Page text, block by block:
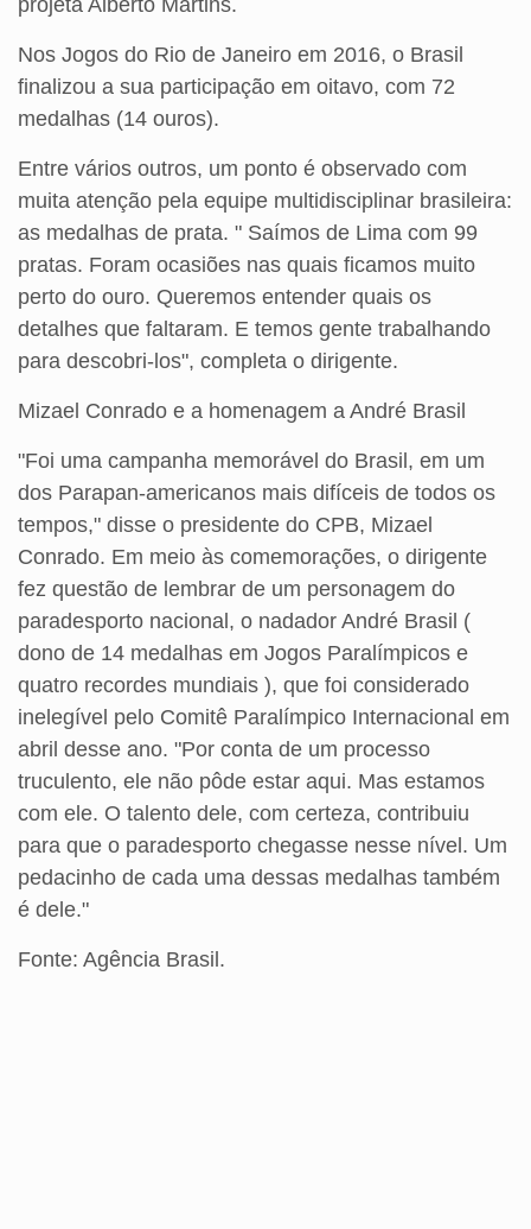
projeta Alberto Martins.
Nos Jogos do Rio de Janeiro em 2016, o Brasil
finalizou a sua participação em oitavo, com 72
medalhas (14 ouros).
Entre vários outros, um ponto é observado com
muita atenção pela equipe multidisciplinar brasileira:
as medalhas de prata. " Saímos de Lima com 99
pratas. Foram ocasiões nas quais ficamos muito
perto do ouro. Queremos entender quais os
detalhes que faltaram. E temos gente trabalhando
para descobri-los", completa o dirigente.
Mizael Conrado e a homenagem a André Brasil
"Foi uma campanha memorável do Brasil, em um
dos Parapan-americanos mais difíceis de todos os
tempos," disse o presidente do CPB, Mizael
Conrado. Em meio às comemorações, o dirigente
fez questão de lembrar de um personagem do
paradesporto nacional, o nadador André Brasil (
dono de 14 medalhas em Jogos Paralímpicos e
quatro recordes mundiais ), que foi considerado
inelegível pelo Comitê Paralímpico Internacional em
abril desse ano. "Por conta de um processo
truculento, ele não pôde estar aqui. Mas estamos
com ele. O talento dele, com certeza, contribuiu
para que o paradesporto chegasse nesse nível. Um
pedacinho de cada uma dessas medalhas também
é dele."
Fonte: Agência Brasil.